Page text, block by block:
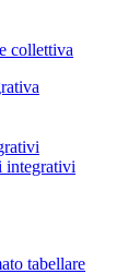
collettiva
integrativi
tabellare